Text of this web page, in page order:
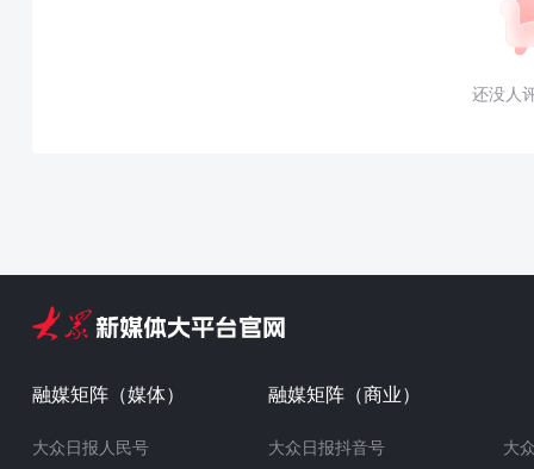
还没人
融媒矩阵（媒体）
大众日报人民号
融媒矩阵（商业）
大众日报抖音号 大